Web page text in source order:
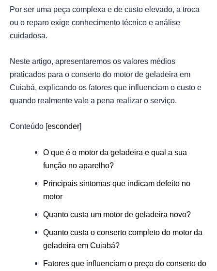
Por ser uma peça complexa e de custo elevado, a troca
ou o reparo exige conhecimento técnico e análise
cuidadosa.
Neste artigo, apresentaremos os valores médios
praticados para o conserto do motor de geladeira em
Cuiabá, explicando os fatores que influenciam o custo e
quando realmente vale a pena realizar o serviço.
Conteúdo [esconder]
O que é o motor da geladeira e qual a sua
função no aparelho?
Principais sintomas que indicam defeito no
motor
Quanto custa um motor de geladeira novo?
Quanto custa o conserto completo do motor da
geladeira em Cuiabá?
Fatores que influenciam o preço do conserto do